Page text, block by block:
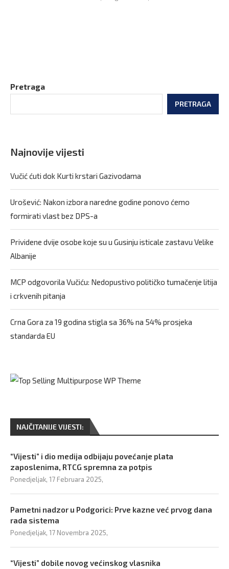
Pretraga
PRETRAGA
Najnovije vijesti
Vučić ćuti dok Kurti krstari Gazivodama
Urošević: Nakon izbora naredne godine ponovo ćemo
formirati vlast bez DPS-a
Prividene dvije osobe koje su u Gusinju isticale zastavu Velike
Albanije
MCP odgovorila Vučiću: Nedopustivo političko tumačenje litija
i crkvenih pitanja
Crna Gora za 19 godina stigla sa 36% na 54% prosjeka
standarda EU
NAJČITANIJE VIJESTI:
“Vijesti” i dio medija odbijaju povećanje plata
zaposlenima, RTCG spremna za potpis
Ponedjeljak, 17 Februara 2025,
Pametni nadzor u Podgorici: Prve kazne već prvog dana
rada sistema
Ponedjeljak, 17 Novembra 2025,
“Vijesti” dobile novog većinskog vlasnika